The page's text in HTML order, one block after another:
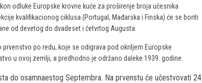
odluke Europske krovne kuće za proširenje broja učesnika
kvalifikacionog ciklusa (Portugal, Mađarska i Finska) će se boriti
od devetog do dvadeset i četvrtog Augusta.
po redu, koje se odigrava pod okriljem Europske
u ovoj zemlji, a predhodno je održano daleke 1939. godine.
do osamnaestog Septembra. Na prvenstu će učestvovati 24